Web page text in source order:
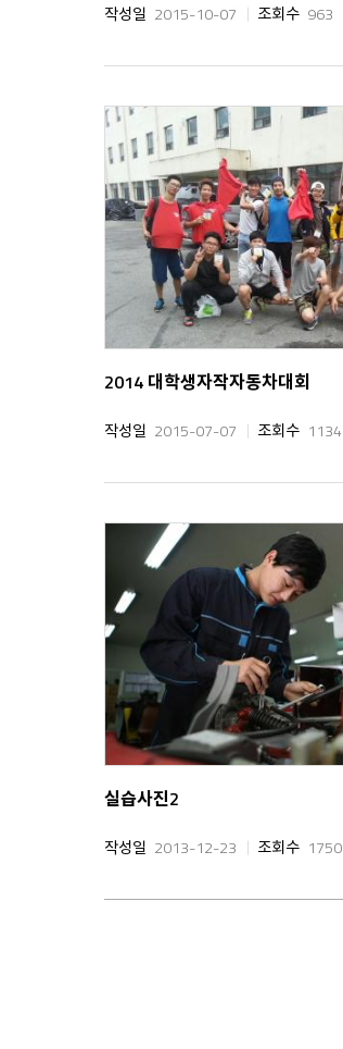
작성일 2015-10-07 조회수 963
2014 대학생자작자동차대회
작성일 2015-07-07 조회수 1134
실습사진2
작성일 2013-12-23 조회수 1750